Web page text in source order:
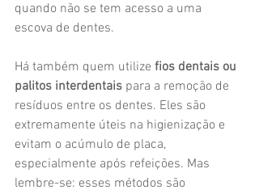
quando não se tem acesso a uma
escova de dentes.
Há também quem utilize fios dentais ou
palitos interdentais para a remoção de
resíduos entre os dentes. Eles são
extremamente úteis na higienização e
evitam o acúmulo de placa,
especialmente após refeições. Mas
lembre-se: esses métodos são